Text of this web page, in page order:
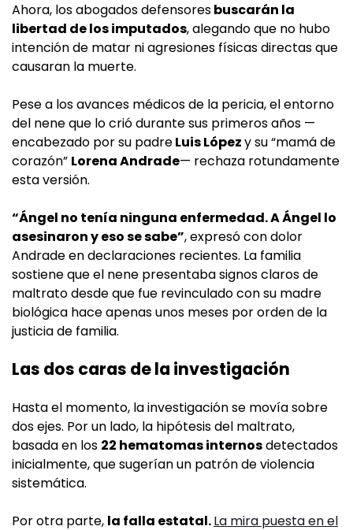
Ahora, los abogados defensoresbuscarán la
libertad de los imputados, alegando que no hubo
intención de matar ni agresiones físicas directas que
causaran la muerte.
Pese a los avances médicos de la pericia, el entorno
del nene que lo crió durante sus primeros años —
encabezado por su padreLuis Lópezy su “mamá de
corazón” Lorena Andrade— rechaza rotundamente
esta versión.
“Ángel no tenía ninguna enfermedad. A Ángel lo
asesinaron y eso se sabe”, expresó con dolor
Andrade en declaraciones recientes. La familia
sostiene que el nene presentaba signos claros de
maltrato desde que fue revinculado con su madre
biológica hace apenas unos meses por orden de la
justicia de familia.
Las dos caras de la investigación
Hasta el momento, la investigación se movía sobre
dos ejes. Por un lado, la hipótesis del maltrato,
basada en los 22 hematomas internosdetectados
inicialmente, que sugerían un patrón de violencia
sistemática.
Por otra parte, la falla estatal.La mira puesta en el